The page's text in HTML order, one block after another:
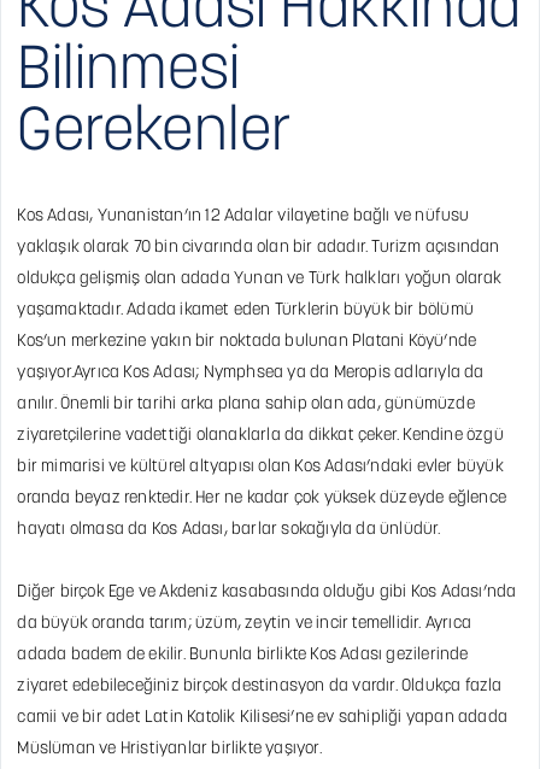
Bilinmesi
Gerekenler
Kos Adası, Yunanistan’ın 12 Adalar vilayetine bağlı ve nüfusu
yaklaşık olarak 70 bin civarında olan bir adadır. Turizm açısından
oldukça gelişmiş olan adada Yunan ve Türk halkları yoğun olarak
yaşamaktadır. Adada ikamet eden Türklerin büyük bir bölümü
Kos’un merkezine yakın bir noktada bulunan Platani Köyü’nde
yaşıyor.Ayrıca Kos Adası; Nymphsea ya da Meropis adlarıyla da
anılır. Önemli bir tarihi arka plana sahip olan ada, günümüzde
ziyaretçilerine vadettiği olanaklarla da dikkat çeker. Kendine özgü
bir mimarisi ve kültürel altyapısı olan Kos Adası’ndaki evler büyük
oranda beyaz renktedir. Her ne kadar çok yüksek düzeyde eğlence
hayatı olmasa da Kos Adası, barlar sokağıyla da ünlüdür.
Diğer birçok Ege ve Akdeniz kasabasında olduğu gibi Kos Adası’nda
da büyük oranda tarım; üzüm, zeytin ve incir temellidir. Ayrıca
adada badem de ekilir. Bununla birlikte Kos Adası gezilerinde
ziyaret edebileceğiniz birçok destinasyon da vardır. Oldukça fazla
camii ve bir adet Latin Katolik Kilisesi’ne ev sahipliği yapan adada
Müslüman ve Hristiyanlar birlikte yaşıyor.